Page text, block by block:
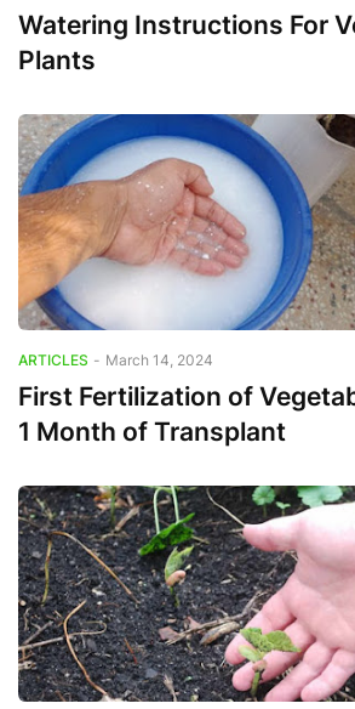
Watering Instructions For
Plants
ARTICLES - March 14, 2024
First Fertilization of
1 Month of Transplant